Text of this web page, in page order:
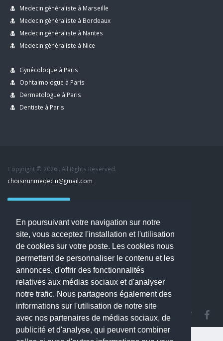
En poursuivant votre navigation sur notre
site, vous acceptez l'installation et l'utilisation
de cookies sur votre poste. Les cookies nous
permettent de personnaliser le contenu et les
annonces, d'offrir des fonctionnalités
relatives aux médias sociaux et d'analyser
notre trafic. Nous partageons également des
informations sur l'utilisation de notre site
avec nos partenaires de médias sociaux, de
publicité et d'analyse, qui peuvent combiner
Medecin généraliste à Marseille
Medecin généraliste à Bordeaux
Medecin généraliste à Nantes
Medecin généraliste à Nice
Gynécoloque à Paris
Ophtalmologue à Paris
Dermatologue à Paris
Dentiste à Paris
Copyright © 2026 . All Rights Reserved.
choisirunmedecin@gmail.com
Nous contacter
Dernier avis : MOUNIA HOUSSAIM, Psychiatre à Guérande